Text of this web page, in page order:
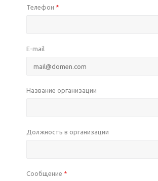
Телефон *
E-mail
Название организации
Должность в организации
Сообщение *